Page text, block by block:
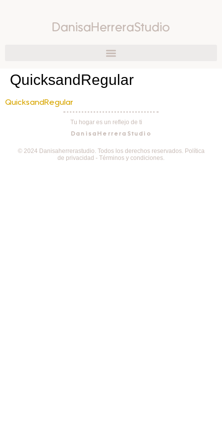
DanisaHerreraStudio
QuicksandRegular
QuicksandRegular
Tu hogar es un reflejo de ti
DanisaHerreraStudio
© 2024 Danisaherrerastudio. Todos los derechos reservados. Política
de privacidad - Términos y condiciones.